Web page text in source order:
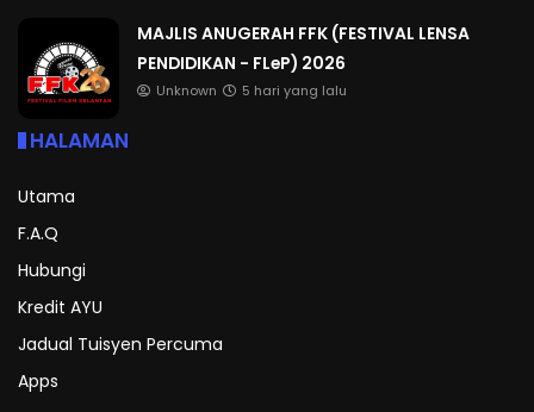
MAJLIS ANUGERAH FFK (FESTIVAL LENSA
PENDIDIKAN - FLeP) 2026
Unknown 5 hari yang lalu
HALAMAN
Utama
F.A.Q
Hubungi
Kredit AYU
Jadual Tuisyen Percuma
Apps